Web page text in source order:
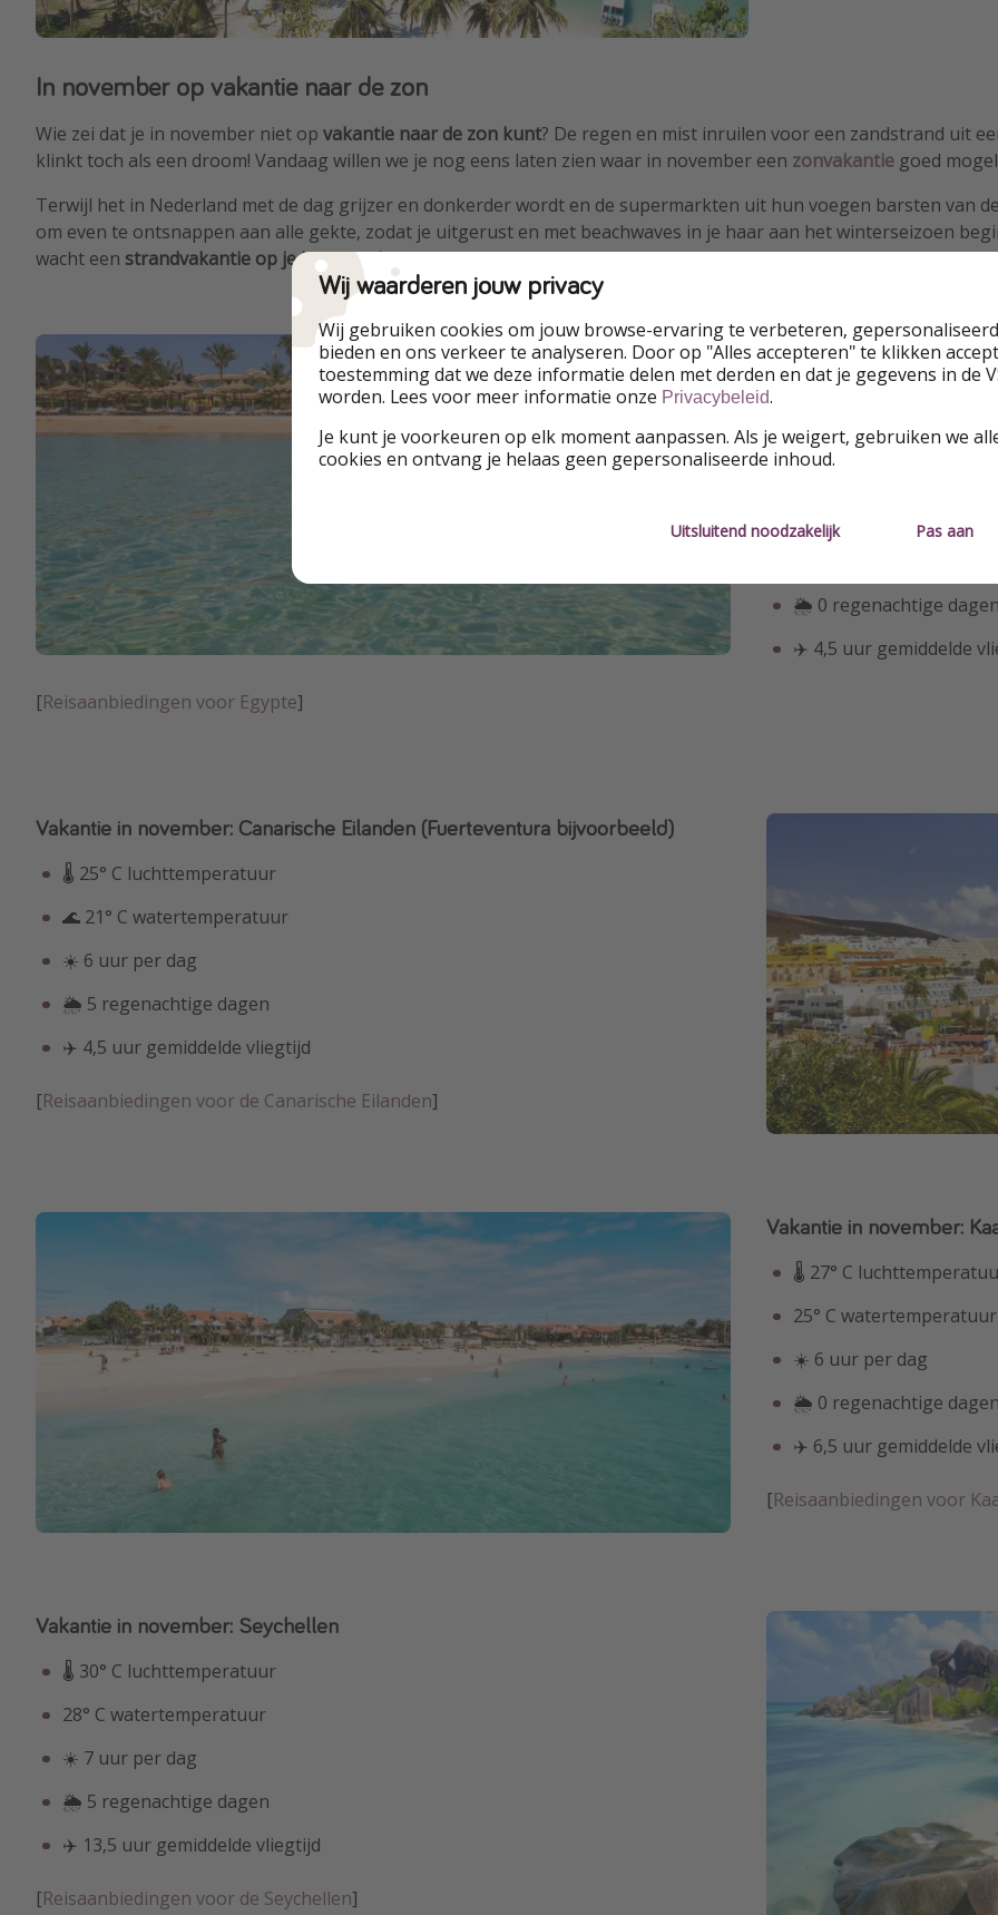
In november op vakantie naar de zon
Wie zei dat je in november niet op vakantie naar de zon kunt? De regen en mist inruilen voor een zandstrand uit
klinkt toch als een droom! Vandaag willen we je nog eens laten zien waar in november een zonvakantie goed
Terwijl het in Nederland met de dag grijzer en donkerder wordt en de supermarkten uit hun voegen barsten van
om even te ontsnappen aan alle gekte, zodat je uitgerust en met beachwaves in je haar aan het winterseizoen
wacht een strandvakantie op je in november.
Top 10
zon
Vakantie in november:
27° C watertemperatuur
🌦 0 regenachtige dagen
✈️ 4,5 uur gemiddelde
[Reisaanbiedingen voor Egypte]
Vakantie in november: Canarische Eilanden (Fuerteventura bijvoorbeeld)
🌡 25° C luchttemperatuur
🌊 21° C watertemperatuur
☀️ 6 uur per dag
🌦 5 regenachtige dagen
✈️ 4,5 uur gemiddelde vliegtijd
[Reisaanbiedingen voor de Canarische Eilanden]
Vakantie in november:
🌡 27° C
25° C watertemperatuur
☀️ 6 uur per dag
🌦 0 regenachtige dagen
✈️ 6,5 uur gemiddelde
[Reisaanbiedingen voor
Vakantie in november: Seychellen
🌡 30° C luchttemperatuur
28° C watertemperatuur
☀️ 7 uur per dag
🌦 5 regenachtige dagen
✈️ 13,5 uur gemiddelde vliegtijd
[Reisaanbiedingen voor de Seychellen]
Wij waarderen jouw privacy
Wij gebruiken cookies om jouw browse-ervaring te verbeteren,
bieden en ons verkeer te analyseren. Door op "Alles accepteren" te klikken
toestemming dat we deze informatie delen met derden en dat je gegevens in de
worden. Lees voor meer informatie onze Privacybeleid.
Je kunt je voorkeuren op elk moment aanpassen. Als je weigert, gebruiken we
cookies en ontvang je helaas geen gepersonaliseerde inhoud.
Uitsluitend noodzakelijk Pas aan